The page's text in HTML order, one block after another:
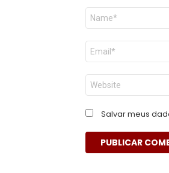
Nome
E-
mail
*
Site
Salvar meus